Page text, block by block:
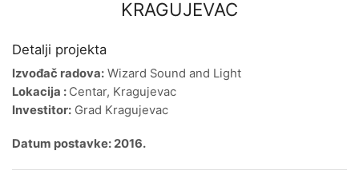
KRAGUJEVAC
Detalji projekta
Izvođač radova: Wizard Sound and Light
Lokacija : Centar, Kragujevac
Investitor: Grad Kragujevac
Datum postavke: 2016.